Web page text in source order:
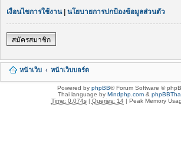
เงื่อนไขการใช้งาน| นโยบายการปกป้องข้อมูลส่วนตัว
สมัครสมาชิก
หน้าเว็บ หน้าเว็บบอร์ด
Powered by phpBB® Forum Software ©
Thai language by Mindphp.com&
Time: 0.074s| Queries: 14| Peak Memory